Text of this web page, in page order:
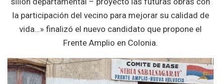
la participación del vecino para mejorar su calidad de
vida…» finalizó el nuevo candidato que propone el
Frente Amplio en Colonia.